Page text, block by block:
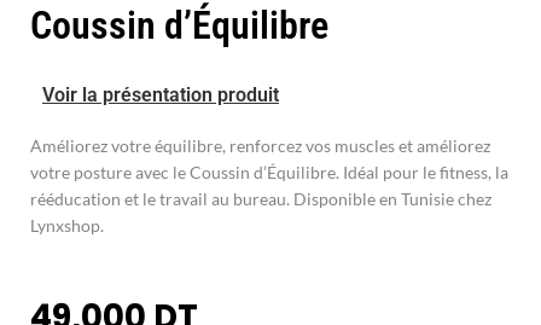
Coussin d’Équilibre
Voir la présentation produit
Améliorez votre équilibre, renforcez vos muscles et améliorez
votre posture avec le Coussin d’Équilibre. Idéal pour le fitness, la
rééducation et le travail au bureau. Disponible en Tunisie chez
Lynxshop.